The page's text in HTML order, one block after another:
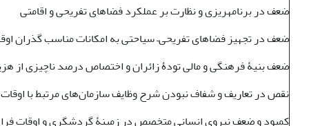
ضعف در برنامه­ریزی و نظارت بر عملکرد فضاهای تفریحی و اقامتی
ضعف در تجهیز فضاهای تفریحی– سیاحتی به امکانات مناسب گذران
ضعف بنیۀ فرهنگی و مالی تودۀ زائران و اختصاص درصد ناچیزی از
نقص در تعاریف و شفاف نبودن شرح وظایف سازمان‌های مرتبط با
کمبود و ضعف نیروی انسانی متخصص در زمینۀ گردشگری و اوقات